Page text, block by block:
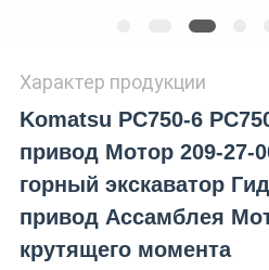
Характер продукции
Komatsu PC750-6
привод Мотор 209-27-
горный экскаватор
привод Ассамблея
крутящего момента